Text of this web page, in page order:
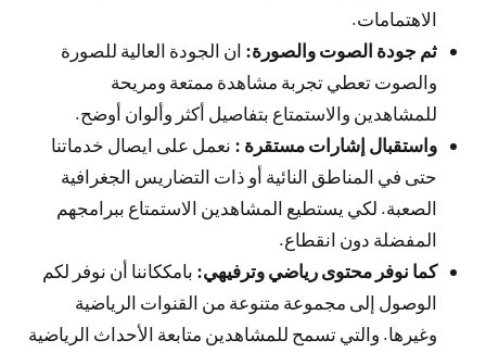
الاهتمامات.
ثم جودة الصوت والصورة: ان الجودة العالية للصورة
والصوت تعطي تجربة مشاهدة ممتعة ومريحة
للمشاهدين والاستمتاع بتفاصيل أكثر وألوان أوضح.
واستقبال إشارات مستقرة : نعمل على ايصال خدماتنا
حتى في المناطق النائية أو ذات التضاريس الجغرافية
الصعبة. لكي يستطيع المشاهدين الاستمتاع ببرامجهم
المفضلة دون انقطاع.
كما نوفر محتوى رياضي وترفيهي: بامككاننا أن نوفر لكم
الوصول إلى مجموعة متنوعة من القنوات الرياضية
وغيرها. والتي تسمح للمشاهدين متابعة الأحداث الرياضية